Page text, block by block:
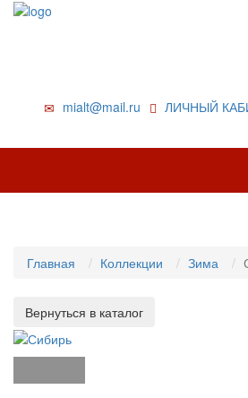
ЛИЧНЫЙ
mialt@mail.ru
Главная Коллекции Зима